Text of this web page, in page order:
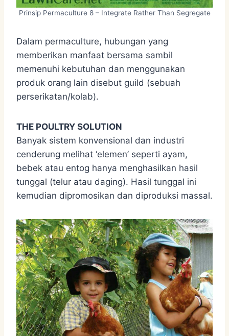
Prinsip Permaculture 8 – Integrate Rather Than Segregate
Dalam permaculture, hubungan yang
memberikan manfaat bersama sambil
memenuhi kebutuhan dan menggunakan
produk orang lain disebut guild (sebuah
perserikatan/kolab).
THE POULTRY SOLUTION
Banyak sistem konvensional dan industri
cenderung melihat ‘elemen’ seperti ayam,
bebek atau entog hanya menghasilkan hasil
tunggal (telur atau daging). Hasil tunggal ini
kemudian dipromosikan dan diproduksi massal.